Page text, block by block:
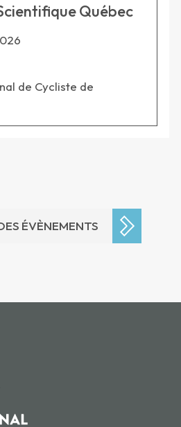
Québec
de Cycliste de
ÉVÈNEMENTS